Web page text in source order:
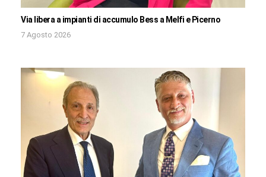
Via libera a impianti di accumulo Bess a Melfi e Picerno
7 Agosto 2026